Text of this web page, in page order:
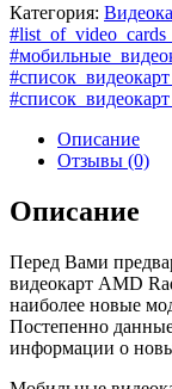
Категория:
Описание
Отзывы (0)
Описание
Перед Вами
видеокарт AMD
наиболее новые
Постепенно данные
информации о